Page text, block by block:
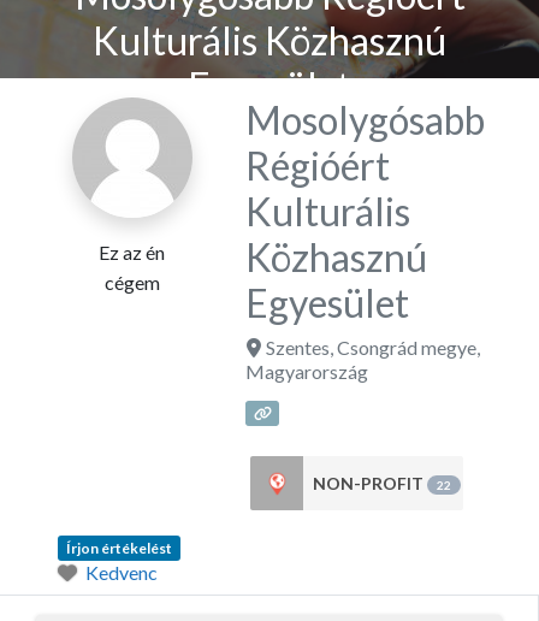
Kulturális Közhasznú
Egyesület
Ez az én
cégem
Mosolygósabb
Régióért
Kulturális
Közhasznú
Egyesület
Szentes,Csongrád megye,
Magyarország
NON-PROFIT 22
Írjon értékelést
Kedvenc